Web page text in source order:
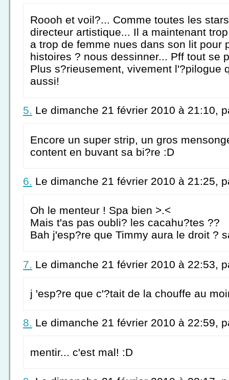
Roooh et voil?... Comme toutes les
directeur artistique... Il a maintenant
a trop de femme nues dans son lit pour
histoires ? nous dessinner... Pff tout se
Plus s?rieusement, vivement l'?pilogue
aussi!
5. Le dimanche 21 février 2010 à 21:10,
Encore un super strip, un gros
content en buvant sa bi?re :D
6. Le dimanche 21 février 2010 à 21:25,
Oh le menteur ! Spa bien >.<
Mais t'as pas oubli? les cacahu?tes ??
Bah j'esp?re que Timmy aura le droit ?
7. Le dimanche 21 février 2010 à 22:53,
j 'esp?re que c'?tait de la chouffe au
8. Le dimanche 21 février 2010 à 22:59,
mentir... c'est mal! :D